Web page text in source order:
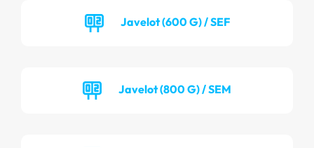
Javelot (600 G) / SEF
Javelot (800 G) / SEM